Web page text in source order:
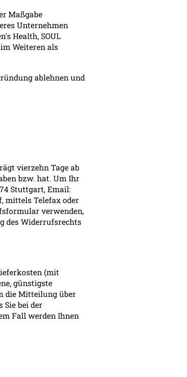
Maßgabe
Unternehmen
Health, SOUL
Weiteren als
ablehnen und
vierzehn Tage ab
bzw. hat. Um Ihr
Stuttgart, Email:
mittels Telefax oder
verwenden,
des Widerrufsrechts
(mit
günstigste
die Mitteilung über
Sie bei der
Fall werden Ihnen